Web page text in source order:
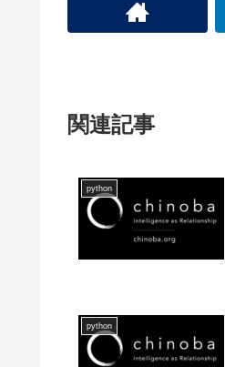
関連記事
python
python